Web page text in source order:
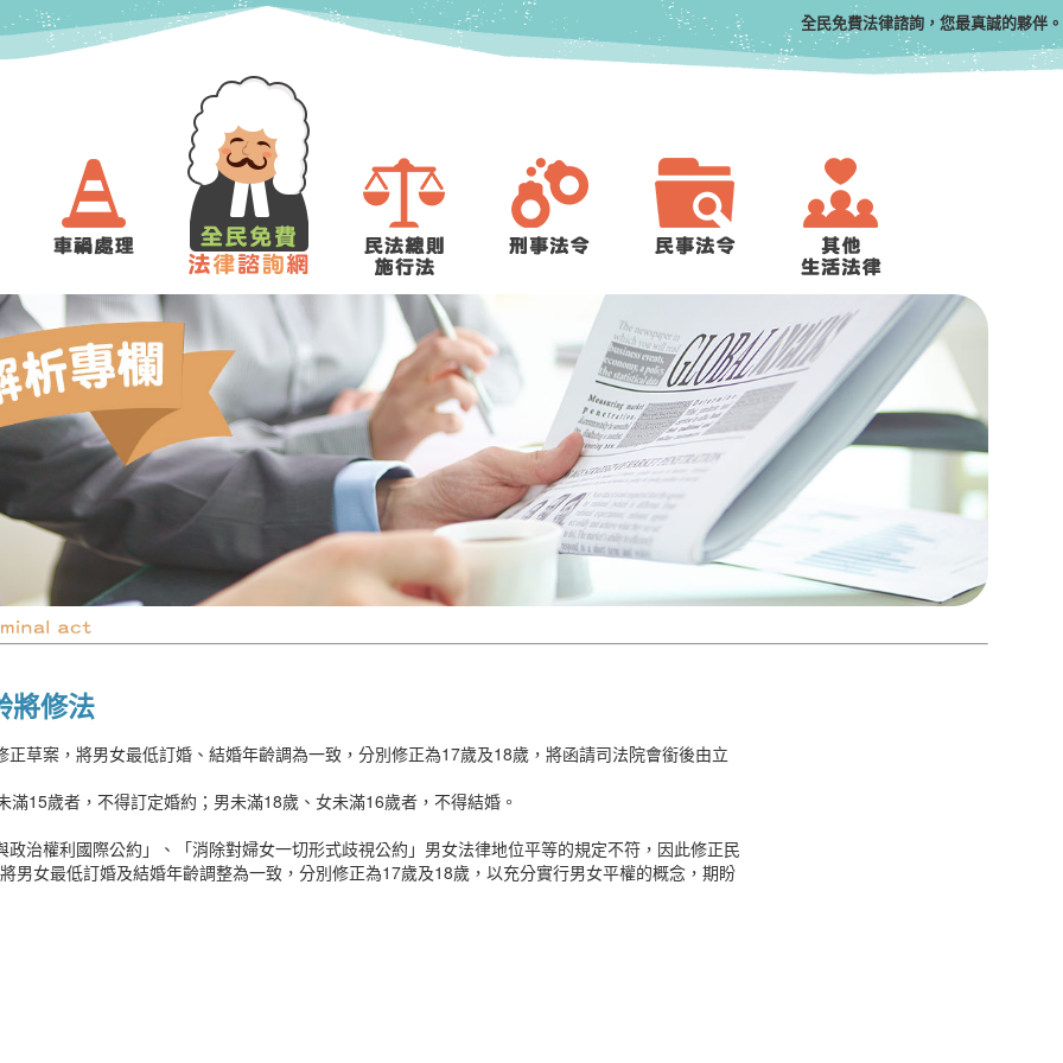
全民免費法律諮詢，您最真誠的夥伴。
將修法
草案，將男女最低訂婚、結婚年齡調為一致，分別修正為17歲及18歲，將函請司法院會銜後由立
滿15歲者，不得訂定婚約；男未滿18歲、女未滿16歲者，不得結婚。
治權利國際公約」、「消除對婦女一切形式歧視公約」男女法律地位平等的規定不符，因此修正民
男女最低訂婚及結婚年齡調整為一致，分別修正為17歲及18歲，以充分實行男女平權的概念，期盼